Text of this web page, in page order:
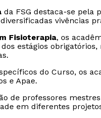
da FSG destaca-se pela
vivências
Fisioterapia, os
estágios
do Curso, os
e Apae.
de professores
em diferentes